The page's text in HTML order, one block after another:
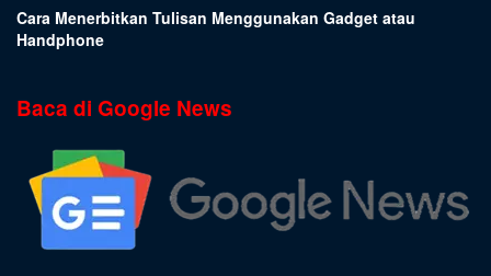
Cara Menerbitkan Tulisan Menggunakan Gadget atau
Handphone
Baca di Google News